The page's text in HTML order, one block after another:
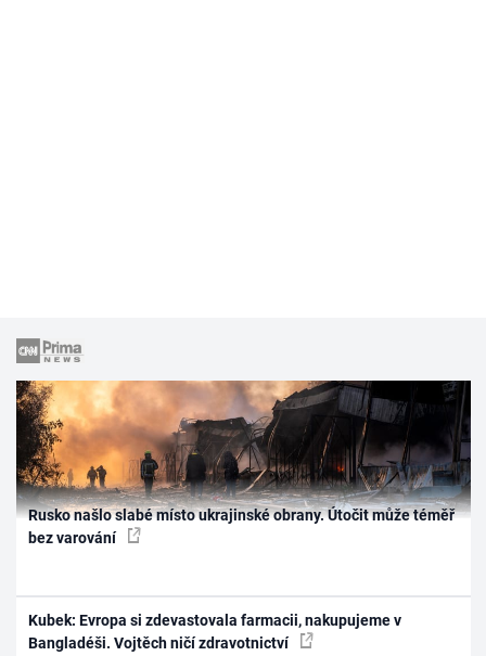
Rusko našlo slabé místo ukrajinské obrany. Útočit může téměř
bez varování
Kubek: Evropa si zdevastovala farmacii, nakupujeme v
Bangladéši. Vojtěch ničí zdravotnictví